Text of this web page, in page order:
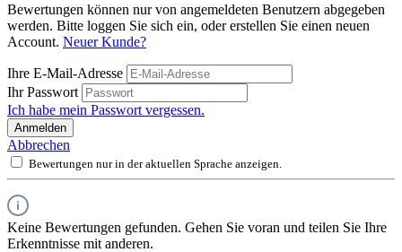
Bewertungen können nur von angemeldeten Benutzern abgegeben
werden. Bitte loggen Sie sich ein, oder erstellen Sie einen neuen
Account. Neuer Kunde?
Ihre E-Mail-Adresse
Ihr Passwort
Ich habe mein Passwort vergessen.
Anmelden
Abbrechen
Bewertungen nur in der aktuellen Sprache anzeigen.
Keine Bewertungen gefunden. Gehen Sie voran und teilen Sie Ihre
Erkenntnisse mit anderen.